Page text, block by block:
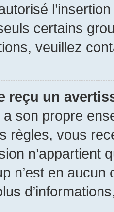
certains
veuillez
reçu un
son propre
règles, vous
n’appartient
n’est en